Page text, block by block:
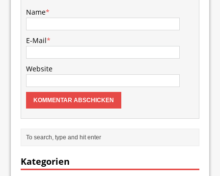
Name*
E-Mail*
Website
Kategorien